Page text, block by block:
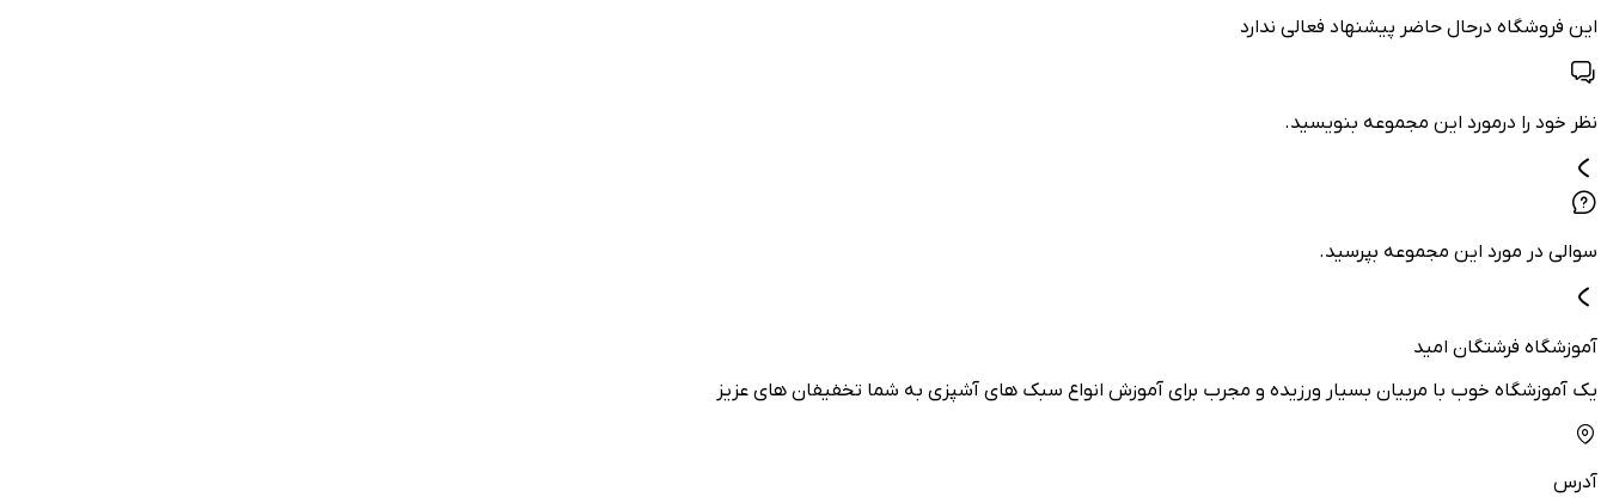
این فروشگاه درحال حاضر پیشنهاد فعالی ندارد
نظر خود را درمورد این مجموعه بنویسید.
سوالی در مورد این مجموعه بپرسید.
آموزشگاه فرشتگان امید
یک آموزشگاه خوب با مربیان بسیار ورزیده و مجرب برای آموزش انواع سبک های آشپزی به شما تخفیفان های عزیز
آدرس